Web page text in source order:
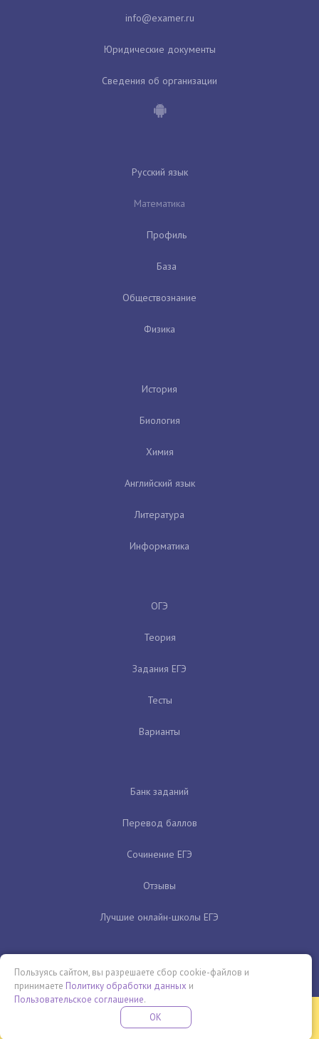
Юридические документы
Сведения об организации
Русский язык
Математика
Профиль
База
Обществознание
Физика
История
Биология
Химия
Английский язык
Литература
Информатика
ОГЭ
Теория
Задания ЕГЭ
Тесты
Варианты
Банк заданий
Перевод баллов
Сочинение ЕГЭ
Отзывы
Лучшие онлайн-школы ЕГЭ
Бесплатная летняя школа
ПРОВЕДИ ЭТО ЛЕТО С ПОЛЬЗОЙ
Пользуясь сайтом, вы разрешаете сбор cookie-файлов и
принимаете Политику обработки данных и
Пользовательское соглашение.
OK